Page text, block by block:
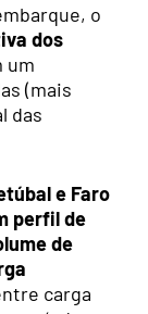
o
dos
um
(mais
das
e Faro
perfil de
de
carga